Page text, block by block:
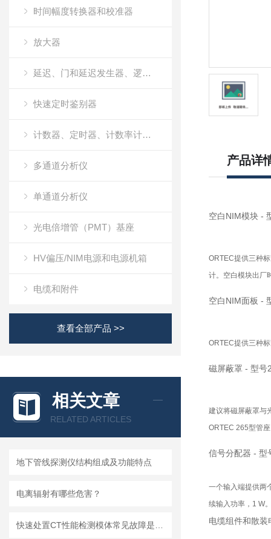
时间幅度转换器和校准器
放大器
延迟、门和延迟发生器、逻辑模块和线性门
快速定时鉴别器
计数器、定时器、计数率计和多通道定标器（MCS）
多通道分析仪
单通道分析仪
光电倍增管（PMT）基座
HV偏压/NIM电源和电源机箱
电缆和附件
查看全部产品 >>
相关文章
RELATED ARTICLES
地下管线探测仪结构组成及功能特点
电离辐射有哪些危害？
产品详
空白NIM模块 -
ORTEC提供三种
计。空白模块出厂
空白NIM面板 -
ORTEC提供三种
磁屏蔽罩 - 型
建议将磁屏蔽罩与
ORTEC 265型管
信号分配器 -
一个输入端提供两
续输入功率， 1 W
电缆组件和散